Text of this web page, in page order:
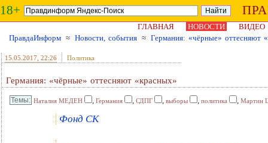
18+
ГЛАВНАЯ НОВОСТИ
ВИДЕО
ПравдаИнформ ≈ Новости, события ≈ Германия: «чёрные» оттесняют
15.05.2017 , 22:26 Политика
Германия: «чёрные» оттесняют «красных»
Наталия МЕДЕН , Германия , СДПГ , выборы , политика , Мартин
Фонд СК